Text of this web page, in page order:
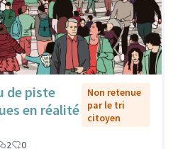
de piste
en réalité
Non retenue
par le tri
citoyen
2 0